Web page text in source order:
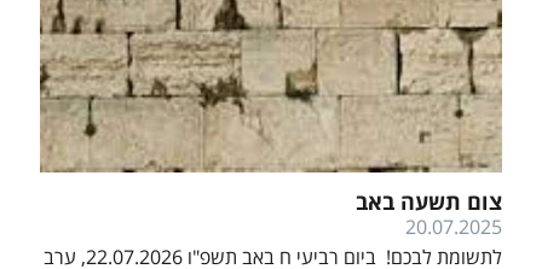
צום תשעה באב
20.07.2025
לתשומת לבכם! ביום רביעי ח באב תשפ"ו 22.07.2026, ערב